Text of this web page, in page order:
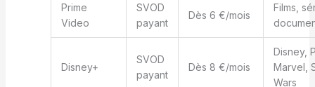
Prime
Video
SVOD
payant
Dès 6 €/mois
Films,
Disney+
SVOD
payant
Dès 8 €/mois
Disney,
Marvel,
Wars